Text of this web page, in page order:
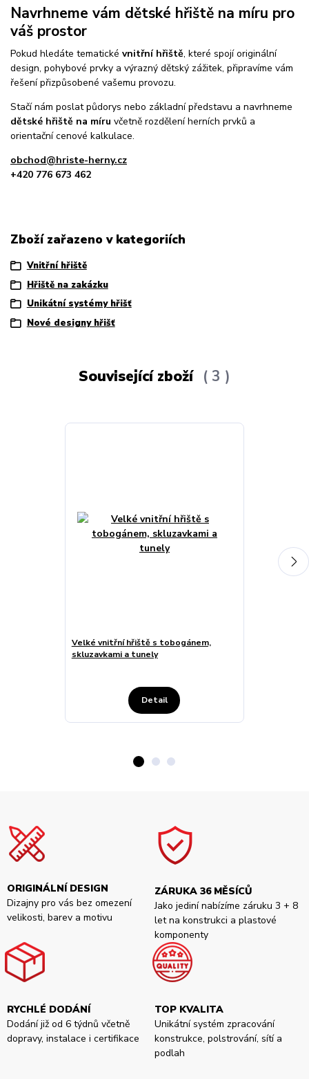
Navrhneme vám dětské hřiště na míru pro
váš prostor
Pokud hledáte tematické vnitřní hřiště, které spojí originální
design, pohybové prvky a výrazný dětský zážitek, připravíme vám
řešení přizpůsobené vašemu provozu.
Stačí nám poslat půdorys nebo základní představu a navrhneme
dětské hřiště na míru včetně rozdělení herních prvků a
orientační cenové kalkulace.
obchod@hriste-herny.cz
+420 776 673 462
Zboží zařazeno v kategoriích
Vnitřní hřiště
Hřiště na zakázku
Unikátní systémy hřišť
Nové designy hřišť
Související zboží 3
Velké vnitřní hřiště s tobogánem,
skluzavkami a tunely
Detail
ORIGINÁLNÍ DESIGN
Dizajny pro vás bez omezení
velikosti, barev a motivu
ZÁRUKA 36 MĚSÍCŮ
Jako jediní nabízíme záruku 3 + 8
let na konstrukci a plastové
komponenty
RYCHLÉ DODÁNÍ
Dodání již od 6 týdnů včetně
dopravy, instalace i certifikace
TOP KVALITA
Unikátní systém zpracování
konstrukce, polstrování, sítí a
podlah